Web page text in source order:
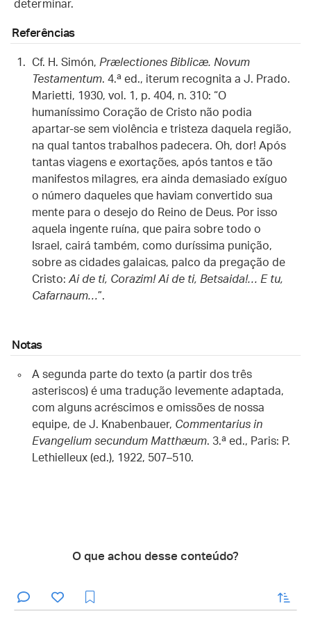
determinar.
Referências
Cf. H. Simón, Prælectiones Biblicæ. Novum
Testamentum. 4.ª ed., iterum recognita a J. Prado.
Marietti, 1930, vol. 1, p. 404, n. 310: “O
humaníssimo Coração de Cristo não podia
apartar-se sem violência e tristeza daquela região,
na qual tantos trabalhos padecera. Oh, dor! Após
tantas viagens e exortações, após tantos e tão
manifestos milagres, era ainda demasiado exíguo
o número daqueles que haviam convertido sua
mente para o desejo do Reino de Deus. Por isso
aquela ingente ruína, que paira sobre todo o
Israel, cairá também, como duríssima punição,
sobre as cidades galaicas, palco da pregação de
Cristo: Ai de ti, Corazim! Ai de ti, Betsaida!… E tu,
Cafarnaum…”.
Notas
A segunda parte do texto (a partir dos três
asteriscos) é uma tradução levemente adaptada,
com alguns acréscimos e omissões de nossa
equipe, de J. Knabenbauer, Commentarius in
Evangelium secundum Matthæum. 3.ª ed., Paris: P.
Lethielleux (ed.), 1922, 507–510.
O que achou desse conteúdo?
enviar